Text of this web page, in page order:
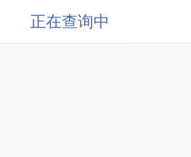
正在查询中